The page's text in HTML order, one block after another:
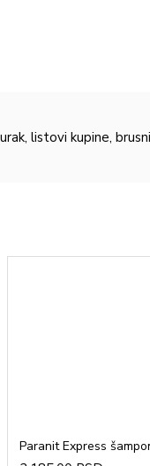
listovi kupine,